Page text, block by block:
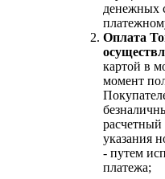
денежных
Оплата
картой в
момент
указания
- путем
платежа;